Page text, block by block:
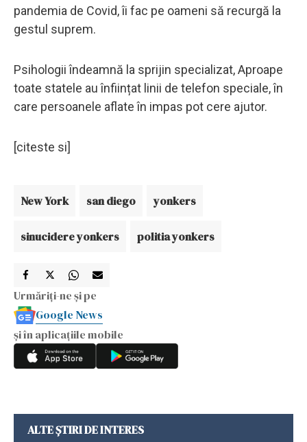
pandemia de Covid, îi fac pe oameni să recurgă la
gestul suprem.
Psihologii îndeamnă la sprijin specializat, Aproape
toate statele au înființat linii de telefon speciale, în
care persoanele aflate în impas pot cere ajutor.
[citeste si]
New York san diego yonkers
sinucidere yonkers politia yonkers
Urmăriți-ne și pe
Google News
și în aplicațiile mobile
ALTE ȘTIRI DE INTERES